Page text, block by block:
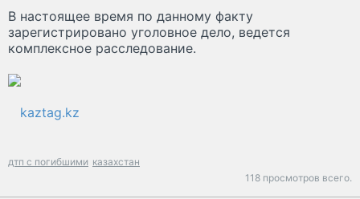
В настоящее время по данному факту
зарегистрировано уголовное дело, ведется
комплексное расследование.
kaztag.kz
дтп с погибшими казахстан
118 просмотров всего.